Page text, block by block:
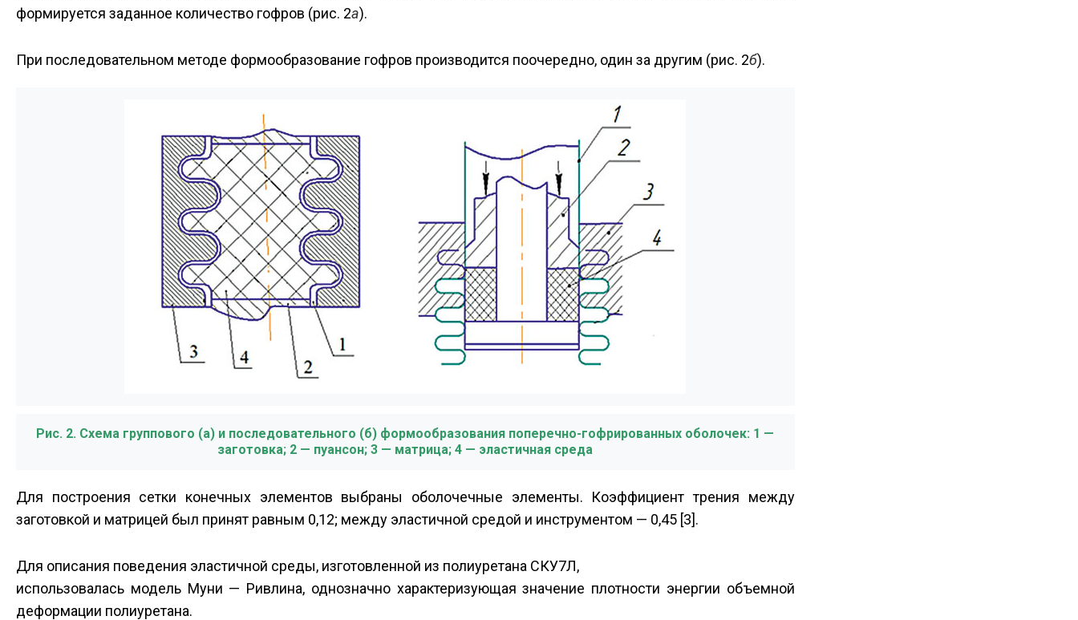
формируется заданное количество гофров (рис. 2а).
При последовательном методе формообразование гофров производится поочередно, один за другим (рис. 2б).
Рис. 2. Схема группового (а) и последовательного (б) формообразования поперечно-гофрированных оболочек: 1 —
заготовка; 2 — пуансон; 3 — матрица; 4 — эластичная среда
Для построения сетки конечных элементов выбраны оболочечные элементы. Коэффициент трения между
заготовкой и матрицей был принят равным 0,12; между эластичной средой и инструментом — 0,45 [3].
Для описания поведения эластичной среды, изготовленной из полиуретана СКУ­7Л,
использовалась модель Муни — Ривлина, однозначно характеризующая значение плотности энергии объемной
деформации полиуретана.